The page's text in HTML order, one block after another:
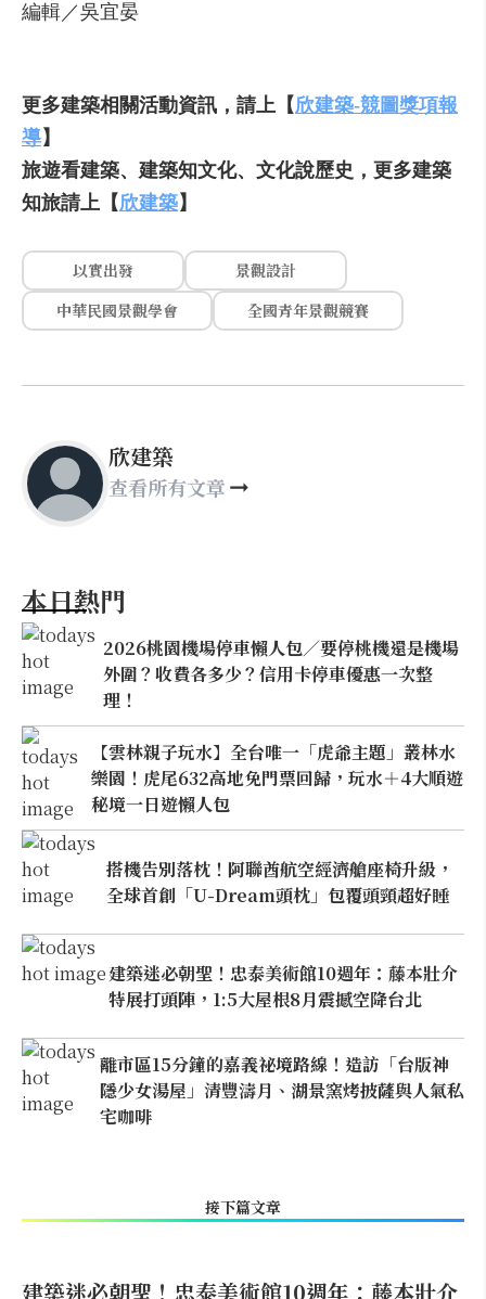
編輯／吳宜晏
更多建築相關活動資訊，請上【欣建築-競圖獎項報
導】
旅遊看建築、建築知文化、文化說歷史，更多建築
知旅請上【欣建築】
以實出發
景觀設計
中華民國景觀學會
全國青年景觀競賽
欣建築
查看所有文章
本日熱門
2026桃園機場停車懶人包／要停桃機還是機場
外圍？收費各多少？信用卡停車優惠一次整
理！
【雲林親子玩水】全台唯一「虎爺主題」叢林水
樂園！虎尾632高地免門票回歸，玩水＋4大順遊
秘境一日遊懶人包
搭機告別落枕！阿聯酋航空經濟艙座椅升級，
全球首創「U-Dream頭枕」包覆頭頸超好睡
建築迷必朝聖！忠泰美術館10週年：藤本壯介
特展打頭陣，1:5大屋根8月震撼空降台北
離市區15分鐘的嘉義祕境路線！造訪「台版神
隱少女湯屋」清豐濤月、湖景窯烤披薩與人氣私
宅咖啡
接下篇文章
建築迷必朝聖！忠泰美術館10週年：藤本壯介